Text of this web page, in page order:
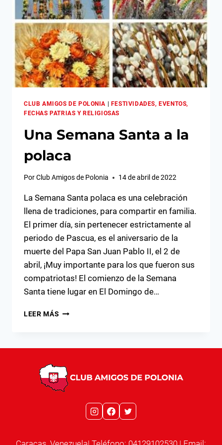
CLUB AMIGOS DE POLONIA | FESTIVIDADES, EVENTOS,
FECHAS PATRIAS Y RELIGIOSAS
Una Semana Santa a la
polaca
PorClub Amigos de Polonia 14 de abril de 2022
La Semana Santa polaca es una celebración
llena de tradiciones, para compartir en familia.
El primer día, sin pertenecer estrictamente al
periodo de Pascua, es el aniversario de la
muerte del Papa San Juan Pablo II, el 2 de
abril, ¡Muy importante para los que fueron sus
compatriotas! El comienzo de la Semana
Santa tiene lugar en El Domingo de…
LEER MÁS UNA